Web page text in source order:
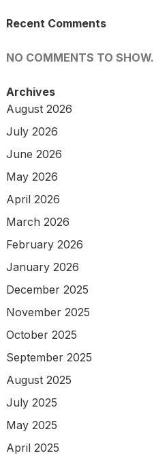
Recent Comments
NO COMMENTS TO SHOW.
Archives
August 2026
July 2026
June 2026
May 2026
April 2026
March 2026
February 2026
January 2026
December 2025
November 2025
October 2025
September 2025
August 2025
July 2025
May 2025
April 2025